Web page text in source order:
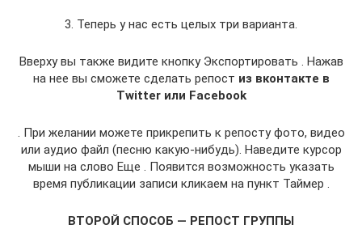
3. Теперь у нас есть целых три варианта.
Вверху вы также видите кнопку Экспортировать . Нажав
на нее вы сможете сделать репост из вконтакте в
Twitter или Facebook
. При желании можете прикрепить к репосту фото, видео
или аудио файл (песню какую-нибудь). Наведите курсор
мыши на слово Еще . Появится возможность указать
время публикации записи кликаем на пункт Таймер .
ВТОРОЙ СПОСОБ — РЕПОСТ ГРУППЫ